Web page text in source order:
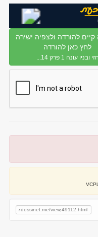
קיים להורדה ולצפיה ישירה
לחץ כאן להורדה
חזי ובניו עונה 1 פרק 14...